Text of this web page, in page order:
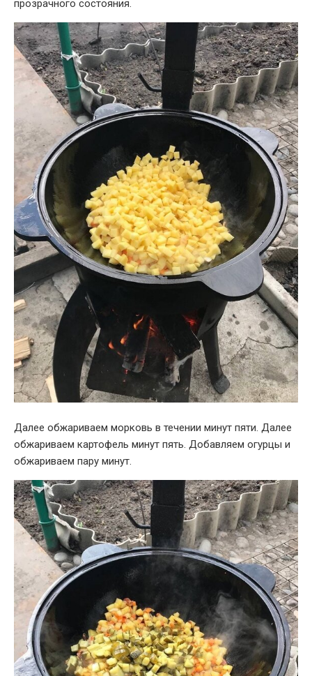
прозрачного состояния.
Далее обжариваем морковь в течении минут пяти. Далее
обжариваем картофель минут пять. Добавляем огурцы и
обжариваем пару минут.